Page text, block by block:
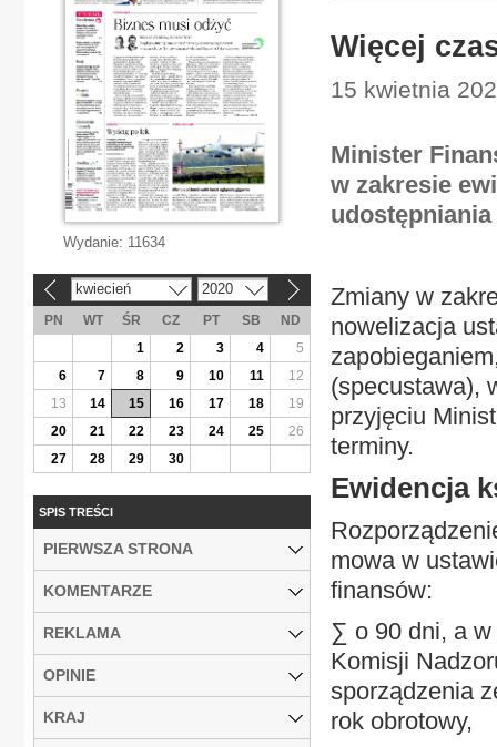
Więcej
15 kwietnia
Minister
w zakresie
Zmiany w
nowelizacja
(specustawa),
przyjęciu
terminy.
Ewidencja
mowa w
finansów:
∑ o 90 dni, a
Komisji
sporządzenia
rok obrotowy,
Wydanie: 11634
kwiecień 2020
PN WT ŚR CZ PT SB
ND
1
2 3 4
5
6
7 8 9 10 11
12
13
14 15 16 17 18
19
20
21 22 23 24 25
26
27
28 29 30
SPIS TREŚCI
PIERWSZA STRONA
KOMENTARZE
REKLAMA
OPINIE
KRAJ